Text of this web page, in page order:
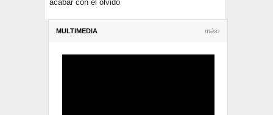
acabar con el olvido
MULTIMEDIA más›